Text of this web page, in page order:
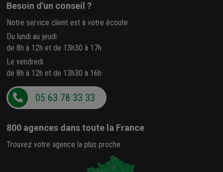
Besoin d'un conseil ?
Notre service client est à votre écoute
Du lundi au jeudi
de 8h à 12h et de 13h30 à 17h
Le vendredi
de 8h à 12h et de 13h30 à 16h
05 63 78 33 33
800 agences dans toute la France
Trouvez votre agence la plus proche